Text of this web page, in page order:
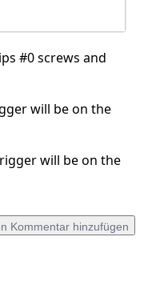
#0 screws and
will be on the
will be on the
Kommentar hinzufügen